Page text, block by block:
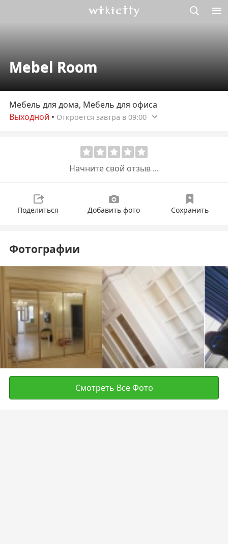
Mebel Room
Мебель для дома, Мебель для офиса
Выходной • Откроется завтра в 09:00
Начните свой отзыв ...
Поделиться Добавить фото Сохранить
Фотографии
Смотреть Все Фото